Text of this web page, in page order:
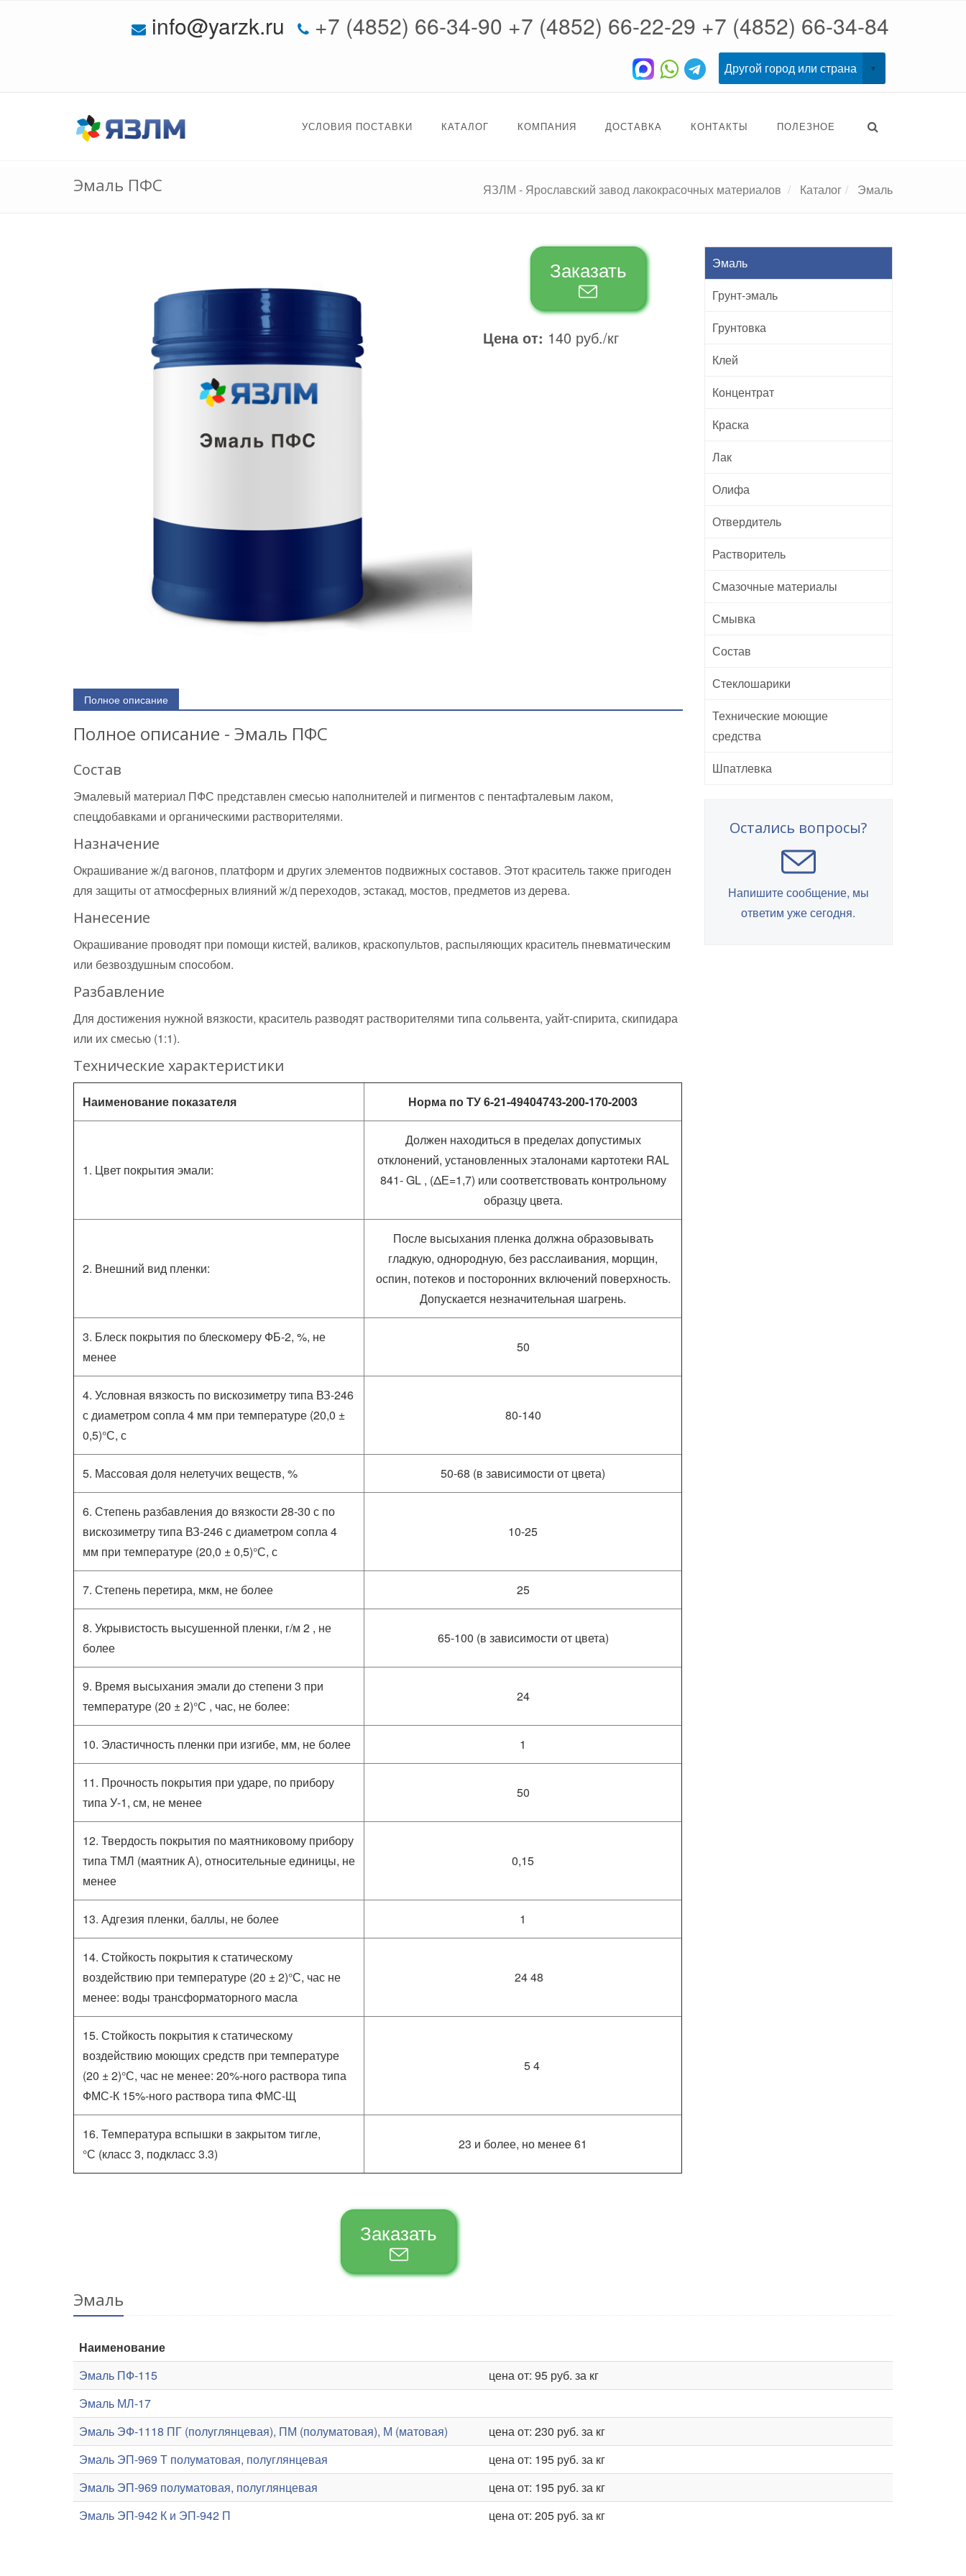
info@yarzk.ru +7 (4852) 66-34-90 +7 (4852) 66-22-29 +7 (4852) 66-34-84
УСЛОВИЯ ПОСТАВКИ КАТАЛОГ КОМПАНИЯ ДОСТАВКА КОНТАКТЫ ПОЛЕЗНОЕ
Эмаль ПФС ЯЗЛМ - Ярославский завод лакокрасочных материалов Каталог Эмаль
Заказать
Цена от: 140 руб./кг
Полное описание
Полное описание - Эмаль ПФС
Состав
Эмалевый материал ПФС представлен смесью наполнителей и пигментов с пентафталевым лаком,
спецдобавками и органическими растворителями.
Назначение
Окрашивание ж/д вагонов, платформ и других элементов подвижных составов. Этот краситель также пригоден
для защиты от атмосферных влияний ж/д переходов, эстакад, мостов, предметов из дерева.
Нанесение
Окрашивание проводят при помощи кистей, валиков, краскопультов, распыляющих краситель пневматическим
или безвоздушным способом.
Разбавление
Для достижения нужной вязкости, краситель разводят растворителями типа сольвента, уайт-спирита, скипидара
или их смесью (1:1).
Технические характеристики
Наименование показателя Норма по ТУ 6-21-49404743-200-170-2003
1. Цвет покрытия эмали:
Должен находиться в пределах допустимых
отклонений, установленных эталонами картотеки RAL
841- GL , (ΔЕ=1,7) или соответствовать контрольному
образцу цвета.
2. Внешний вид пленки:
После высыхания пленка должна образовывать
гладкую, однородную, без расслаивания, морщин,
оспин, потеков и посторонних включений поверхность.
Допускается незначительная шагрень.
3. Блеск покрытия по блескомеру ФБ-2, %, не
менее
50
4. Условная вязкость по вискозиметру типа ВЗ-246
с диаметром сопла 4 мм при температуре (20,0 ±
0,5)°С, с
80-140
5. Массовая доля нелетучих веществ, % 50-68 (в зависимости от цвета)
6. Степень разбавления до вязкости 28-30 с по
вискозиметру типа ВЗ-246 с диаметром сопла 4
мм при температуре (20,0 ± 0,5)°С, с
10-25
7. Степень перетира, мкм, не более 25
8. Укрывистость высушенной пленки, г/м 2 , не
более
65-100 (в зависимости от цвета)
9. Время высыхания эмали до степени 3 при
температуре (20 ± 2)°С , час, не более:
24
10. Эластичность пленки при изгибе, мм, не более 1
11. Прочность покрытия при ударе, по прибору
типа У-1, см, не менее
50
12. Твердость покрытия по маятниковому прибору
типа ТМЛ (маятник А), относительные единицы, не
менее
0,15
13. Адгезия пленки, баллы, не более 1
14. Стойкость покрытия к статическому
воздействию при температуре (20 ± 2)°С, час не
менее: воды трансформаторного масла
24 48
15. Стойкость покрытия к статическому
воздействию моющих средств при температуре
(20 ± 2)°С, час не менее: 20%-ного раствора типа
ФМС-К 15%-ного раствора типа ФМС-Щ
5 4
16. Температура вспышки в закрытом тигле,
°С (класс 3, подкласс 3.3)
23 и более, но менее 61
Заказать
Эмаль
Грунт-эмаль
Грунтовка
Клей
Концентрат
Краска
Лак
Олифа
Отвердитель
Растворитель
Смазочные материалы
Смывка
Состав
Стеклошарики
Технические моющие
средства
Шпатлевка
Остались вопросы?
Напишите сообщение, мы
ответим уже сегодня.
Эмаль
Наименование
Эмаль ПФ-115
цена от: 95 руб. за кг
Эмаль МЛ-17
Эмаль ЭФ-1118 ПГ (полуглянцевая), ПМ (полуматовая), М (матовая)
цена от: 230 руб. за кг
Эмаль ЭП-969 Т полуматовая, полуглянцевая
цена от: 195 руб. за кг
Эмаль ЭП-969 полуматовая, полуглянцевая
цена от: 195 руб. за кг
Эмаль ЭП-942 К и ЭП-942 П
цена от: 205 руб. за кг